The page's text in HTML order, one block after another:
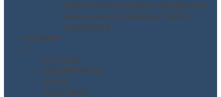
Analisi tecnica gratuita: sopralluogo in
sede e parere preliminare tramite
Questionario
Chi Siamo
▼
Chi Siamo
MODINETWORK
Clienti
Dove siamo